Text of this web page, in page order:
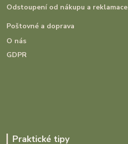
Odstoupení od nákupu a reklamace
Poštovné a doprava
O nás
GDPR
Praktické tipy